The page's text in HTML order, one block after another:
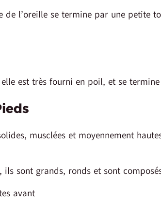
de l’oreille se termine par une petite
est très fourni en poil, et se
musclées et moyennement
ils sont grands, ronds et sont
avant